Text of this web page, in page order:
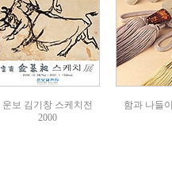
운보 김기창 스케치전
2000
함과 나들